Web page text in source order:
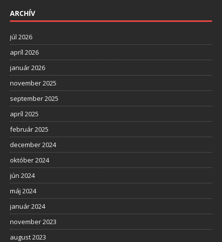
ARCHÍV
júl 2026
apríl 2026
január 2026
november 2025
september 2025
apríl 2025
február 2025
december 2024
október 2024
jún 2024
máj 2024
január 2024
november 2023
august 2023